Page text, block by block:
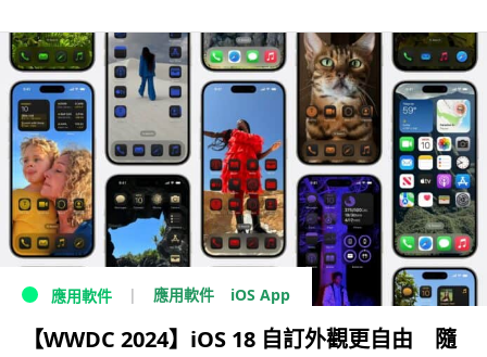
應用軟件 應用軟件 iOS App
【WWDC 2024】iOS 18 自訂外觀更自由 隨